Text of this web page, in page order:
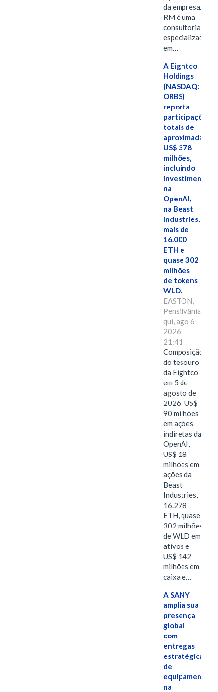
da empresa. A S-
RM é uma
consultoria
especializada
em…
A Eightco
Holdings
(NASDAQ:
ORBS)
reporta
participações
totais de
US$ 378
milhões,
incluindo
investimentos
na
OpenAI,
na Beast
Industries,
mais de
16.000
ETH e
quase 302
milhões
de tokens
WLD.
EASTON,
Pensilvânia,
qui, ago 6
2026
21:41
Composição
do tesouro
da Eightco
em 5 de
agosto de
2026: US$
90 milhões
em ações
indiretas da
OpenAI,
US$ 18
milhões em
ações da
Beast
Industries,
16.278
ETH, quase
302 milhões
de WLD em
ativos e
US$ 142
milhões em
caixa e…
A SANY
amplia sua
presença
global
com
entregas
estratégicas
de
equipamentos
na